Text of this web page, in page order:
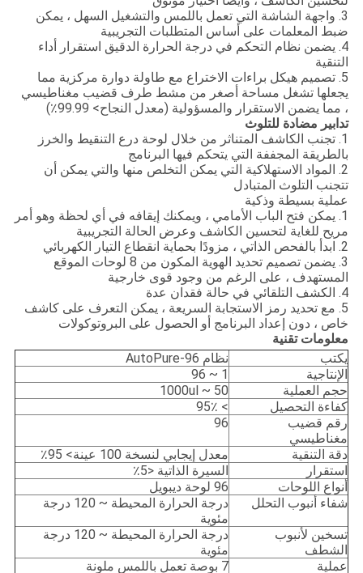
3. واجهة الشاشة التي تعمل باللمس والتشغيل السهل ، يمكن
ضبط المعلمات على أساس المتطلبات التجريبية
4. يضمن نظام التحكم في درجة الحرارة الدقيق استقرار أداء
التنقية
5. تصميم هيكل براءات الاختراع مع طاولة دوارة مركزية مما
يجعلها تشغل مساحة أصغر من مشط طرف قضيب مغناطيسي
، مما يضمن الاستقرار والمسؤولية (معدل النجاح> 99.99٪)
تدابير مضادة للتلوث
1. تجنب الكاشف المتناثر من خلال لوحة درع التنقيط والخرز
بالطريقة المجففة التي يتحكم فيها البرنامج
2. المواد الاستهلاكية التي يمكن التخلص منها والتي يمكن أن
تتجنب التلوث المتبادل
عملية بسيطة وذكية
1. يمكن فتح الباب الأمامي ، ويمكنك إيقافه في أي لحظة وهو أمر
مريح للغاية لتحسين الكاشف وعرض الحالة التجريبية
2. ابدأ بالفحص الذاتي ، مزودًا بحماية انقطاع التيار الكهربائي
3. يضمن تصميم تحديد الهوية المكون من 8 لوحات الموقع
المستهدف ، على الرغم من وجود قوى خارجية
4. الكشف التلقائي في حالة فقدان عدة
5. مع تحديد رمز الاستجابة السريعة ، يمكن التعرف على كاشف
خاص ، دون إعداد البرنامج أو الحصول على البروتوكولات
معلومات تقنية
يكتب
نظام AutoPure-96
الإنتاجية
1 ~ 96
حجم العملية
50 ~ 1000ul
كفاءة التحصيل
> 95٪
رقم قضيب
مغناطيسي
96
دقة التنقية
معدل إيجابي لنسخة 100 عينة> 95٪
استقرار
السيرة الذاتية <5٪
أنواع اللوحات
96 لوحة ديبويل
شفاء أنبوب التحلل
درجة الحرارة المحيطة ~ 120 درجة
مئوية
تسخين لأنبوب
الشطف
درجة الحرارة المحيطة ~ 120 درجة
مئوية
عملية
7 بوصة تعمل باللمس ملونة